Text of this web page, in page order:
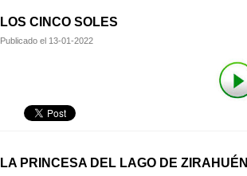
LOS CINCO SOLES
Publicado el 13-01-2022
LA PRINCESA DEL LAGO DE ZIRAHUÉN